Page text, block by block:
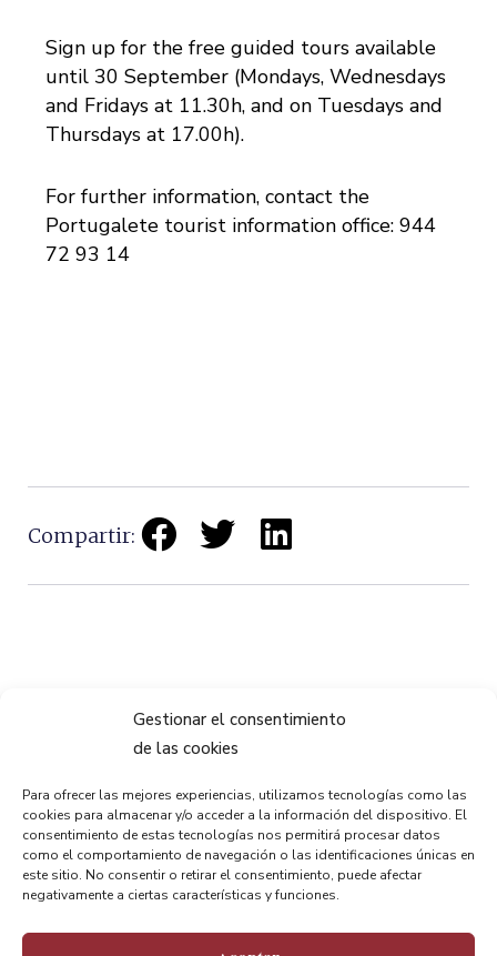
Gestionar el consentimiento
de las cookies
Para ofrecer las mejores experiencias, utilizamos tecnologías como las
cookies para almacenar y/o acceder a la información del dispositivo. El
consentimiento de estas tecnologías nos permitirá procesar datos
como el comportamiento de navegación o las identificaciones únicas en
este sitio. No consentir o retirar el consentimiento, puede afectar
negativamente a ciertas características y funciones.
Sign up for the free guided tours available
until 30 September (Mondays, Wednesdays
and Fridays at 11.30h, and on Tuesdays and
Thursdays at 17.00h).
For further information, contact the
Portugalete tourist information office: 944
72 93 14
Compartir:
ANTERIOR
Portugaleteko Santa Maria Basilika, altxor arkitektoniko paregabea
PRÓXIMO